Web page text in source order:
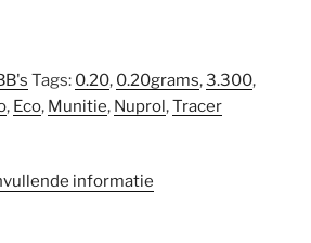
Tags: 0.20, 0.20grams,3.300,
, Eco, Munitie, Nuprol,Tracer
informatie